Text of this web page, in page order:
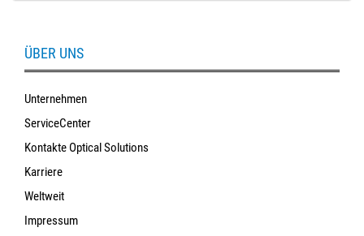
ÜBER UNS
Unternehmen
ServiceCenter
Kontakte Optical Solutions
Karriere
Weltweit
Impressum